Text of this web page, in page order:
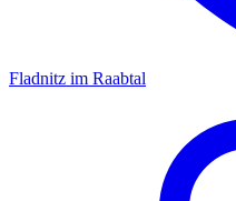
Fladnitz im Raabtal